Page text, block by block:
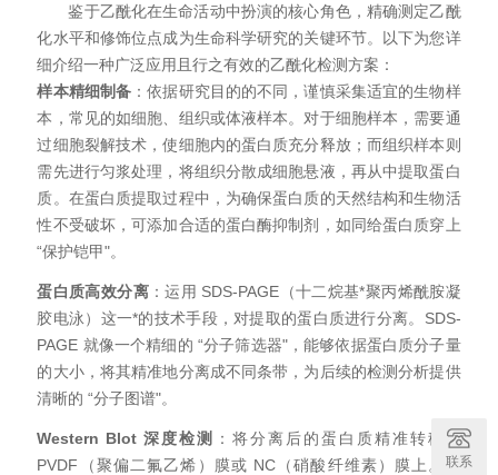
鉴于乙酰化在生命活动中扮演的核心角色，精确测定乙酰
化水平和修饰位点成为生命科学研究的关键环节。以下为您详
细介绍一种广泛应用且行之有效的乙酰化检测方案：
样本精细制备 ：依据研究目的的不同，谨慎采集适宜的生物样
本，常见的如细胞、组织或体液样本。对于细胞样本，需要通
过细胞裂解技术，使细胞内的蛋白质充分释放；而组织样本则
需先进行匀浆处理，将组织分散成细胞悬液，再从中提取蛋白
质。在蛋白质提取过程中，为确保蛋白质的天然结构和生物活
性不受破坏，可添加合适的蛋白酶抑制剂，如同给蛋白质穿上
“保护铠甲"。
蛋白质高效分离：运用 SDS-PAGE（十二烷基*聚丙烯酰胺凝
胶电泳）这一*的技术手段，对提取的蛋白质进行分离。SDS-
PAGE 就像一个精细的 “分子筛选器"，能够依据蛋白质分子量
的大小，将其精准地分离成不同条带，为后续的检测分析提供
清晰的 “分子图谱"。
Western Blot 深度检测
：将分离后的蛋白质精准转移至
PVDF（聚偏二氟乙烯）膜或 NC（硝酸纤维素）膜上。随联系